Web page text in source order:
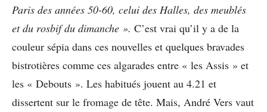
Paris des années 50-60, celui des Halles, des meublés
et du rosbif du dimanche ». C’est vrai qu’il y a de la
couleur sépia dans ces nouvelles et quelques bravades
bistrotières comme ces algarades entre « les Assis » et
les « Debouts ». Les habitués jouent au 4.21 et
dissertent sur le fromage de tête. Mais, André Vers vaut